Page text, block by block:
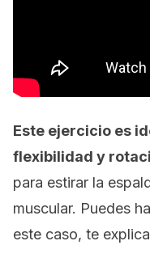
Este ejercicio es
flexibilidad y
para estirar la
muscular. Puedes
este caso, te